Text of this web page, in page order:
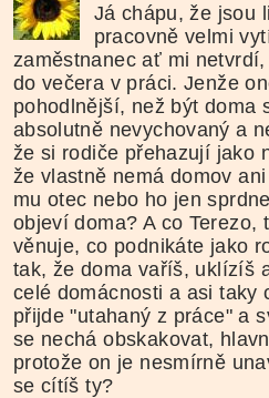
Já chápu, že jsou
pracovně velmi
zaměstnanec ať mi
do večera v práci. Jenže
pohodlnější, než být doma
absolutně nevychovaný a
že si rodiče přehazují jako
že vlastně nemá domov
mu otec nebo ho jen
objeví doma? A co Terezo,
věnuje, co podnikáte jako
tak, že doma vaříš, uklízíš
celé domácnosti a asi taky
přijde "utahaný z práce" a
se nechá obskakovat,
protože on je nesmírně
se cítíš ty?